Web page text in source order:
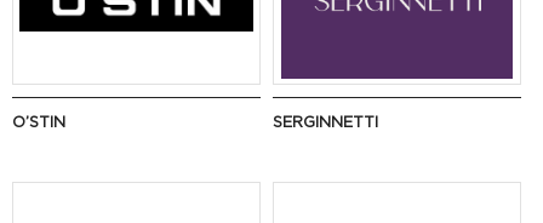
O’STIN SERGINNETTI